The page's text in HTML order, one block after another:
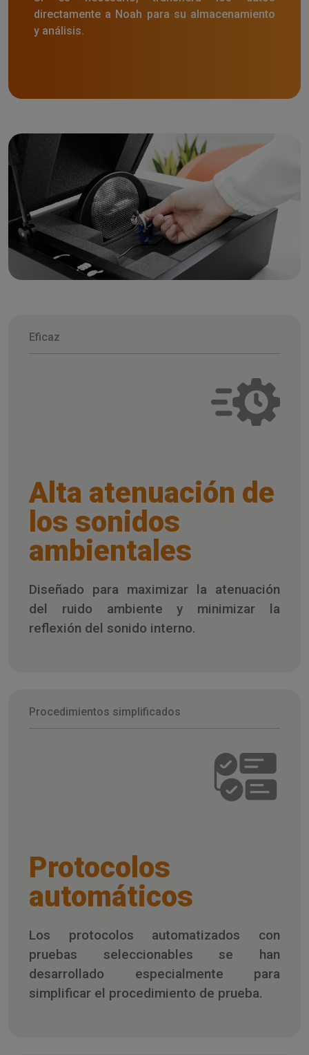
directamente a Noah para su almacenamiento
y análisis.
Eficaz
Alta atenuación de
los sonidos
ambientales
Diseñado para maximizar la atenuación
del ruido ambiente y minimizar la
reflexión del sonido interno.
Procedimientos simplificados
Protocolos
automáticos
Los protocolos automatizados con
pruebas seleccionables se han
desarrollado especialmente para
simplificar el procedimiento de prueba.